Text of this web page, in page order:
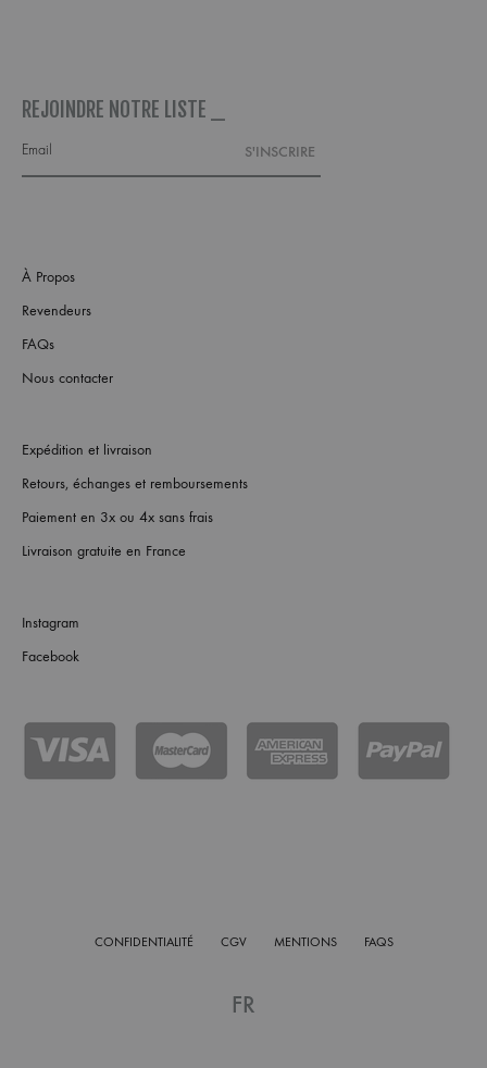
REJOINDRE NOTRE LISTE _
À Propos
Revendeurs
FAQs
Nous contacter
Expédition et livraison
Retours, échanges et remboursements
Paiement en 3x ou 4x sans frais
Livraison gratuite en France
Instagram
Facebook
CONFIDENTIALITÉ CGV MENTIONS FAQS
FR